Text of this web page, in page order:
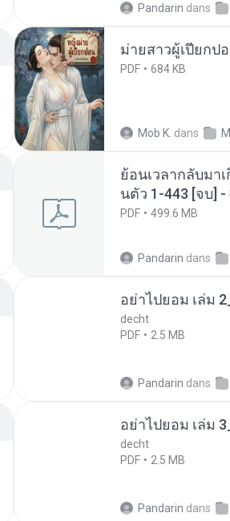
Pandarin dans
ม่ายสาวผู้เปียกป
PDF 684 KB
Mob K. dans
ย้อนเวลากลับมา
นตัว 1-443 [จบ] -
PDF 499.6 MB
Pandarin dans
อย่าไปยอม เล่ม
decht
PDF
2.5 MB
Pandarin dans
อย่าไปยอม เล่ม
decht
PDF
2.5 MB
Pandarin dans